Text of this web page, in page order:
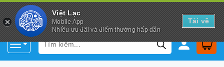
Việt Lạc
Mobile App
Nhiều ưu đãi và điểm thưởng hấp dẫn
Tải về